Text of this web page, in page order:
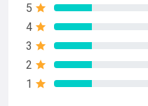
5
4
3
2
1